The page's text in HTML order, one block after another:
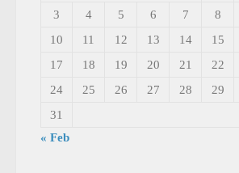
3
4 5 6 7 8
10
11 12 13 14 15
17
18 19 20 21 22
24
25 26 27 28 29
31
« Feb